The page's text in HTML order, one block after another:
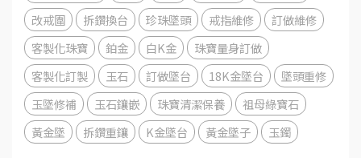
改戒圍
拆鑽換台 珍珠墜頭 戒指維修
訂做維修
客製化珠寶
鉑金 白K金
珠寶量身訂做
客製化訂製
玉石 訂做墜台 18K金墜台
墜頭重修
玉墜修補
玉石鑲嵌 珠寶清潔保養
祖母綠寶石
黃金墜
拆鑽重鑲 K金墜台 黃金墜子 玉鐲